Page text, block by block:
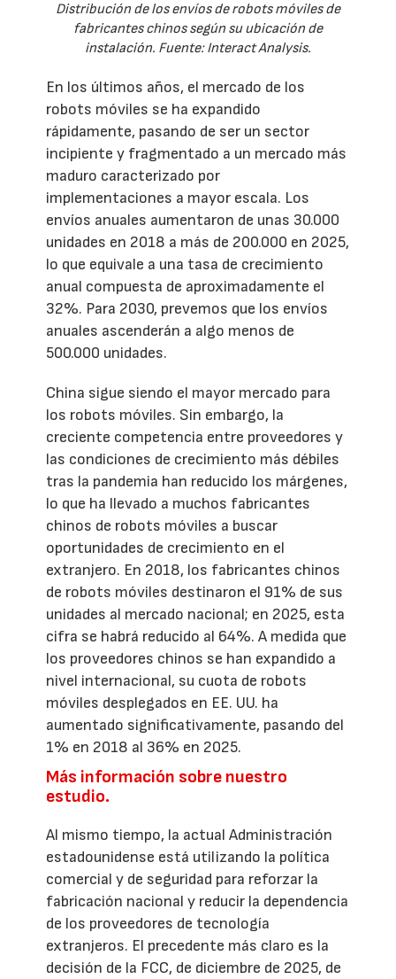
Distribución de los envíos de robots móviles de
fabricantes chinos según su ubicación de
instalación. Fuente: Interact Analysis.
En los últimos años, el mercado de los
robots móviles se ha expandido
rápidamente, pasando de ser un sector
incipiente y fragmentado a un mercado más
maduro caracterizado por
implementaciones a mayor escala. Los
envíos anuales aumentaron de unas 30.000
unidades en 2018 a más de 200.000 en 2025,
lo que equivale a una tasa de crecimiento
anual compuesta de aproximadamente el
32%. Para 2030, prevemos que los envíos
anuales ascenderán a algo menos de
500.000 unidades.
China sigue siendo el mayor mercado para
los robots móviles. Sin embargo, la
creciente competencia entre proveedores y
las condiciones de crecimiento más débiles
tras la pandemia han reducido los márgenes,
lo que ha llevado a muchos fabricantes
chinos de robots móviles a buscar
oportunidades de crecimiento en el
extranjero. En 2018, los fabricantes chinos
de robots móviles destinaron el 91% de sus
unidades al mercado nacional; en 2025, esta
cifra se habrá reducido al 64%. A medida que
los proveedores chinos se han expandido a
nivel internacional, su cuota de robots
móviles desplegados en EE. UU. ha
aumentado significativamente, pasando del
1% en 2018 al 36% en 2025.
Más información sobre nuestro
estudio.
Al mismo tiempo, la actual Administración
estadounidense está utilizando la política
comercial y de seguridad para reforzar la
fabricación nacional y reducir la dependencia
de los proveedores de tecnología
extranjeros. El precedente más claro es la
decisión de la FCC, de diciembre de 2025, de